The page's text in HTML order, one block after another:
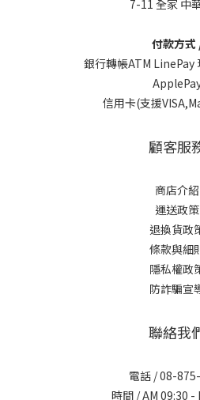
7-11 全家 中
付款方式
銀行轉帳ATM LinePay
信用卡(支援
顧客服
商店介紹
運送政策
退換貨政
條款與細
隱私權政
防詐騙宣
聯絡我
電話 / 08-
時間 / AM 09:30 -